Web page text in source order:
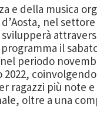
e della musica
nel
il
periodo
ragazzi più note
oltre a una